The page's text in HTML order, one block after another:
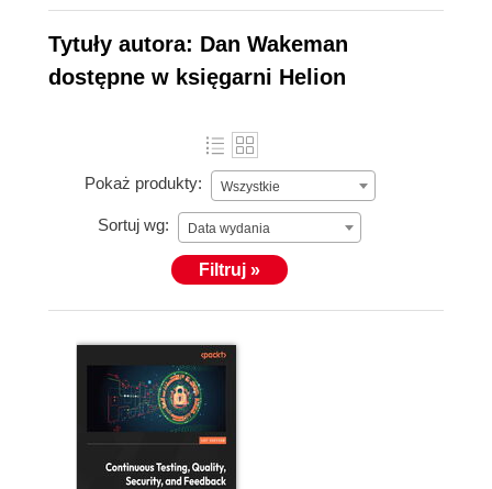
Tytuły autora: Dan Wakeman
dostępne w księgarni Helion
Pokaż produkty: Wszystkie
Sortuj wg: Data wydania
Filtruj »